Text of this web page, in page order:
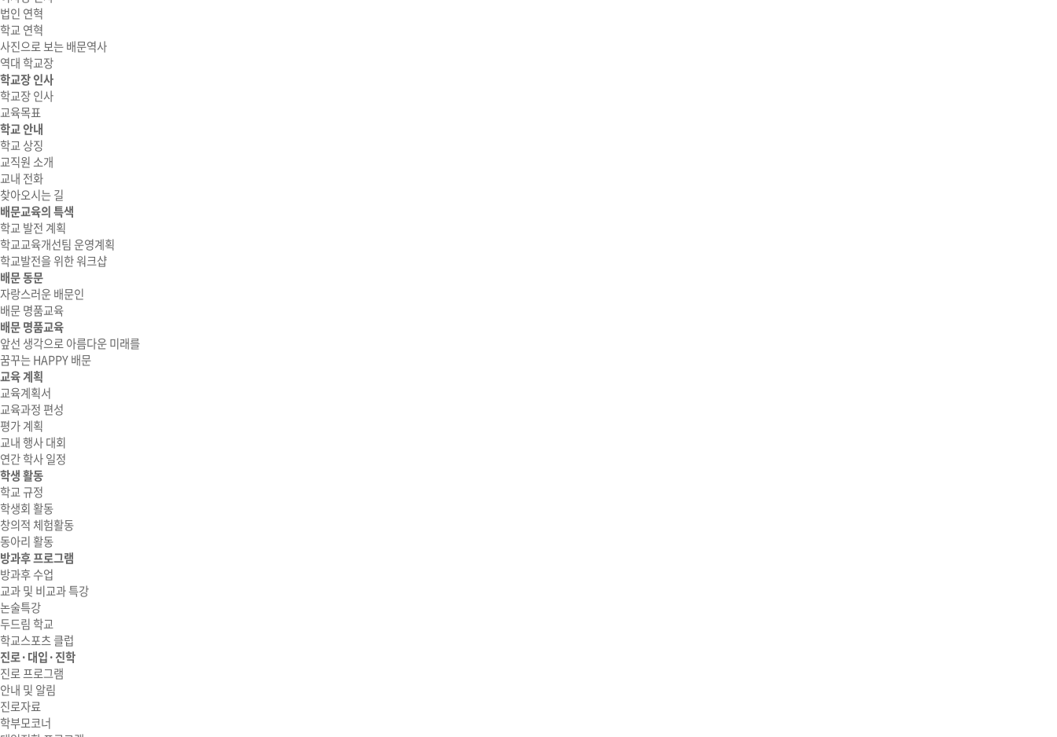
법인 연혁
학교 연혁
사진으로 보는 배문역사
역대 학교장
학교장 인사
학교장 인사
교육목표
학교 안내
학교 상징
교직원 소개
교내 전화
찾아오시는 길
배문교육의 특색
학교 발전 계획
학교교육개선팀 운영계획
학교발전을 위한 워크샵
배문 동문
자랑스러운 배문인
배문 명품교육
배문 명품교육
앞선 생각으로 아름다운 미래를
꿈꾸는 HAPPY 배문
교육 계획
교육계획서
교육과정 편성
평가 계획
교내 행사 대회
연간 학사 일정
학생 활동
학교 규정
학생회 활동
창의적 체험활동
동아리 활동
방과후 프로그램
방과후 수업
교과 및 비교과 특강
논술특강
두드림 학교
학교스포츠 클럽
진로·대입·진학
진로 프로그램
안내 및 알림
진로자료
학부모코너